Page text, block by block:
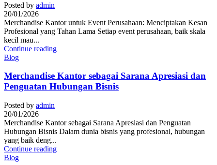
Posted by admin
20/01/2026
Merchandise Kantor untuk Event Perusahaan: Menciptakan Kesan
Profesional yang Tahan Lama Setiap event perusahaan, baik skala
kecil mau...
Continue reading
Blog
Merchandise Kantor sebagai Sarana Apresiasi dan
Penguatan Hubungan Bisnis
Posted by admin
20/01/2026
Merchandise Kantor sebagai Sarana Apresiasi dan Penguatan
Hubungan Bisnis Dalam dunia bisnis yang profesional, hubungan
yang baik deng...
Continue reading
Blog